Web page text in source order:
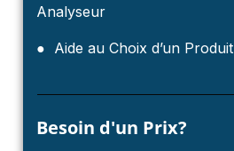
Analyseur
● Aide au Choix d’un Produit
Besoin d'un Prix?